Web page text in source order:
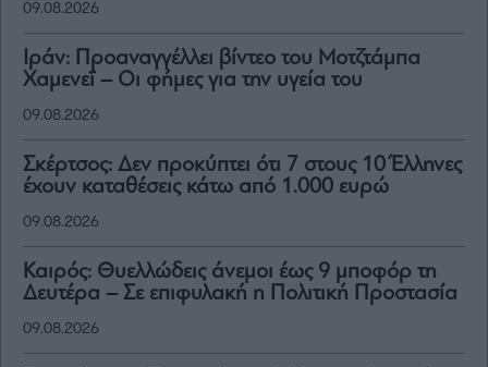
09.08.2026
Ιράν: Προαναγγέλλει βίντεο του Μοτζτάμπα
Χαμενεΐ – Οι φήμες για την υγεία του
09.08.2026
Σκέρτσος: Δεν προκύπτει ότι 7 στους 10 Έλληνες
έχουν καταθέσεις κάτω από 1.000 ευρώ
09.08.2026
Καιρός: Θυελλώδεις άνεμοι έως 9 μποφόρ τη
Δευτέρα – Σε επιφυλακή η Πολιτική Προστασία
09.08.2026